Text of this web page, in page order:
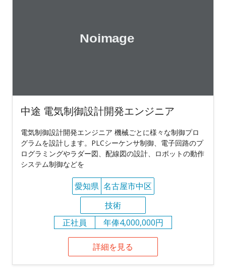
中途 電気制御設計開発エンジニア
電気制御設計開発エンジニア 機械ごとに様々な制御プロ
グラムを設計します。PLCシーケンサ制御、電子回路のプ
ログラミングやラダー図、配線図の設計、ロボットの動作
システム制御などを
愛知県 名古屋市中区
技術
正社員
年俸4,000,000円
詳細を見る